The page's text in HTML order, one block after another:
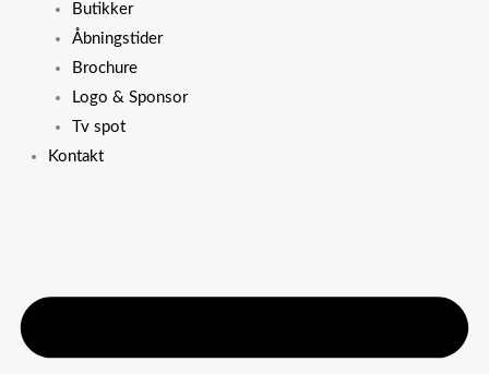
Butikker
Åbningstider
Brochure
Logo & Sponsor
Tv spot
Kontakt